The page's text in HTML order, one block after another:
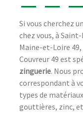
Si vous cherchez un
chez vous, à
Maine-et-Loire 49,
Couvreur 49 est
zinguerie. Nous
correspondant à
types de
gouttières, zinc,